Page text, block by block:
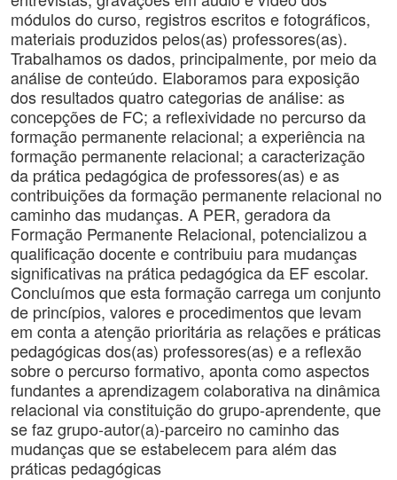
módulos do curso, registros escritos e fotográficos,
materiais produzidos pelos(as) professores(as).
Trabalhamos os dados, principalmente, por meio da
análise de conteúdo. Elaboramos para exposição
dos resultados quatro categorias de análise: as
concepções de FC; a reflexividade no percurso da
formação permanente relacional; a experiência na
formação permanente relacional; a caracterização
da prática pedagógica de professores(as) e as
contribuições da formação permanente relacional no
caminho das mudanças. A PER, geradora da
Formação Permanente Relacional, potencializou a
qualificação docente e contribuiu para mudanças
significativas na prática pedagógica da EF escolar.
Concluímos que esta formação carrega um conjunto
de princípios, valores e procedimentos que levam
em conta a atenção prioritária as relações e práticas
pedagógicas dos(as) professores(as) e a reflexão
sobre o percurso formativo, aponta como aspectos
fundantes a aprendizagem colaborativa na dinâmica
relacional via constituição do grupo-aprendente, que
se faz grupo-autor(a)-parceiro no caminho das
mudanças que se estabelecem para além das
práticas pedagógicas